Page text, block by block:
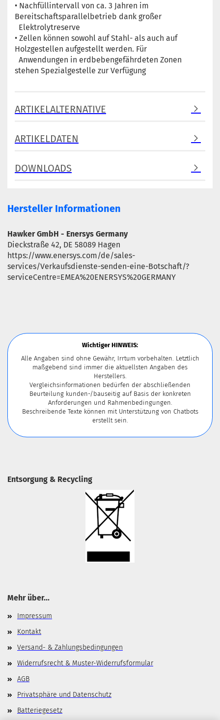
• Nachfüllintervall von ca. 3 Jahren im
Bereitschaftsparallelbetrieb dank großer
Elektrolytreserve
• Zellen können sowohl auf Stahl- als auch auf
Holzgestellen aufgestellt werden. Für
Anwendungen in erdbebengefährdeten Zonen
stehen Spezialgestelle zur Verfügung
ARTIKELALTERNATIVE
ARTIKELDATEN
DOWNLOADS
Hersteller Informationen
Hawker GmbH - Enersys Germany
Dieckstraße 42, DE 58089 Hagen
https://www.enersys.com/de/sales-
services/Verkaufsdienste-senden-eine-Botschaft/?
serviceCentre=EMEA%20ENERSYS%20GERMANY
Wichtiger HINWEIS:
Alle Angaben sind ohne Gewähr, Irrtum vorbehalten. Letztlich
maßgebend sind immer die aktuellsten Angaben des
Herstellers.
Vergleichsinformationen bedürfen der abschließenden
Beurteilung kunden-/bauseitig auf Basis der konkreten
Anforderungen und Rahmenbedingungen.
Beschreibende Texte können mit Unterstützung von Chatbots
erstellt sein.
Entsorgung & Recycling
Mehr über...
Impressum
Kontakt
Versand- & Zahlungsbedingungen
Widerrufsrecht & Muster-Widerrufsformular
AGB
Privatsphäre und Datenschutz
Batteriegesetz